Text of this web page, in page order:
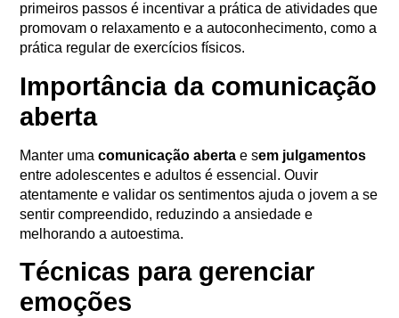
primeiros passos é incentivar a prática de atividades que
promovam o relaxamento e a autoconhecimento, como a
prática regular de exercícios físicos.
Importância da comunicação
aberta
Manter umacomunicação aberta e sem julgamentos
entre adolescentes e adultos é essencial. Ouvir
atentamente e validar os sentimentos ajuda o jovem a se
sentir compreendido, reduzindo a ansiedade e
melhorando a autoestima.
Técnicas para gerenciar
emoções